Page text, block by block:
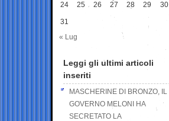
24 25 26 27 28 29 30
31
« Lug
Leggi gli ultimi articoli
inseriti
MASCHERINE DI BRONZO, IL
GOVERNO MELONI HA
SECRETATO LA